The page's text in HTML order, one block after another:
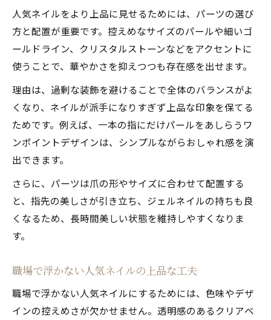
人気ネイルをより上品に見せるためには、パーツの選び
方と配置が重要です。控えめなサイズのパールや細いゴ
ールドライン、クリスタルストーンなどをアクセントに
使うことで、華やかさを抑えつつも存在感を出せます。
理由は、過剰な装飾を避けることで全体のバランスがよ
くなり、ネイルが派手になりすぎず上品な印象を保てる
ためです。例えば、一本の指にだけパールをあしらうワ
ンポイントデザインは、シンプルながらおしゃれ感を演
出できます。
さらに、パーツは爪の形やサイズに合わせて配置する
と、指先の美しさが引き立ち、ジェルネイルの持ちも良
くなるため、長時間美しい状態を維持しやすくなりま
す。
職場で浮かない人気ネイルの上品な工夫
職場で浮かない人気ネイルにするためには、色味やデザ
インの控えめさが欠かせません。透明感のあるクリアベ